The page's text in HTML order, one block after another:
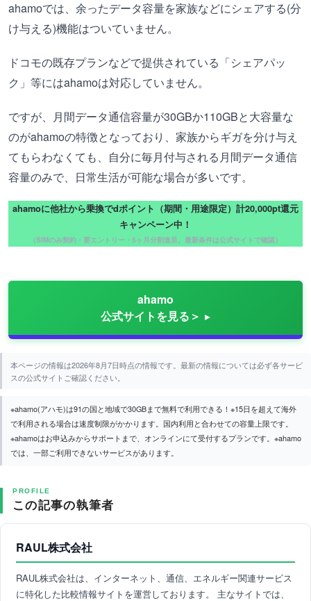
ahamoでは、余ったデータ容量を家族などにシェアする(分
け与える)機能はついていません。
ドコモの既存プランなどで提供されている「シェアパッ
ク」等にはahamoは対応していません。
ですが、月間データ通信容量が30GBか110GBと大容量な
のがahamoの特徴となっており、家族からギガを分け与え
てもらわなくても、自分に毎月付与される月間データ通信
容量のみで、日常生活が可能な場合が多いです。
ahamoに他社から乗換でdポイント（期間・用途限定）計20,000pt還元
キャンペーン中！
（SIMのみ契約・要エントリー・5ヶ月分割進呈。最新条件は公式サイトで確認）
ahamo
公式サイトを見る＞
本ページの情報は2026年8月7日時点の情報です。最新の情報については必ず各サービ
スの公式サイトご確認ください。
※ahamo(アハモ)は91の国と地域で30GBまで無料で利用できる！※15日を超えて海外
で利用される場合は速度制限がかかります。国内利用と合わせての容量上限です。
※ahamoはお申込みからサポートまで、オンラインにて受付するプランです。※ahamo
では、一部ご利用できないサービスがあります。
PROFILE
この記事の執筆者
RAUL株式会社
RAUL株式会社は、インターネット、通信、エネルギー関連サービス
に特化した比較情報サイトを運営しております。 主なサイトでは、